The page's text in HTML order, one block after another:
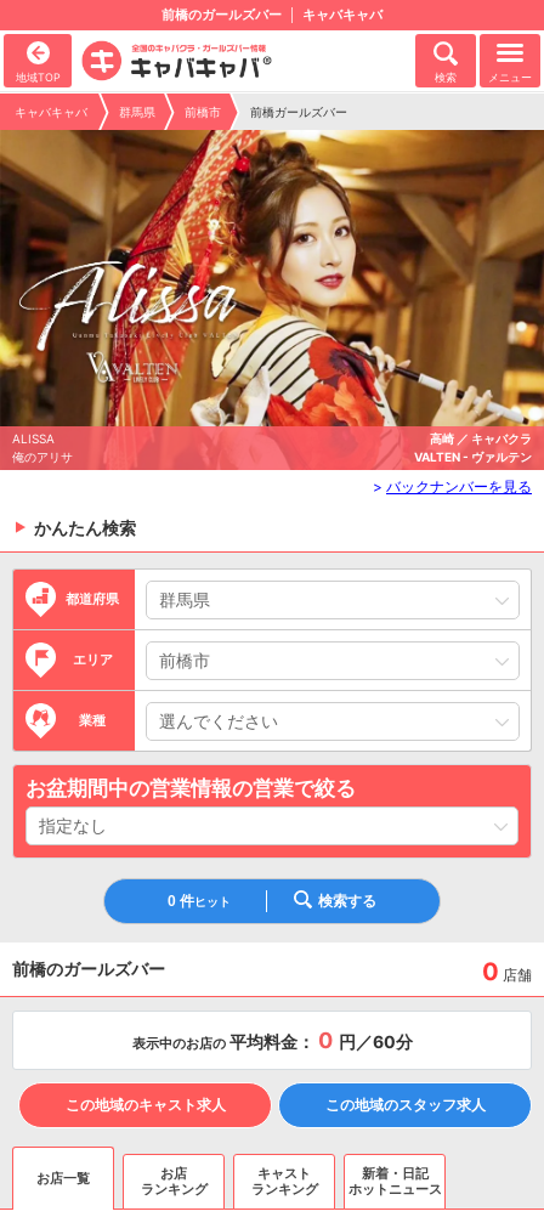
前橋のガールズバー キャバキャバ
地域TOP 検索 メニュー
キャバキャバ 群馬県 前橋市 前橋ガールズバー
リサ
高崎 ／ キャバクラ
VALTEN - ヴァルテン
ま
> バックナンバーを見る
かんたん検索
都道府県
エリア
業種
お盆期間中の営業情報の営業で絞る
0 件ヒット 検索する
前橋のガールズバー 0 店舗
表示中のお店の 平均料金： 0 円／60分
この地域のキャスト求人 この地域のスタッフ求人
お店一覧
お店
ランキング
キャスト
ランキング
新着・日記
ホットニュース